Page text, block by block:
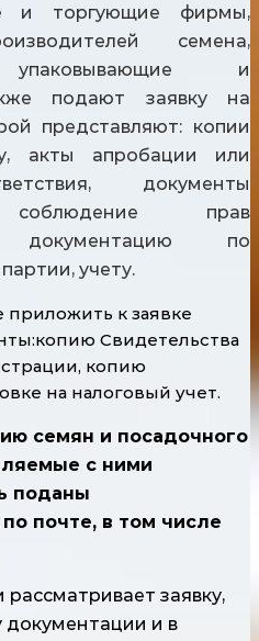
и торгующие фирмы,
семена,
упаковывающие и
подают заявку на
представляют: копии
акты апробации или
документы
соблюдение прав
документацию по
учету.
приложить к заявке
Свидетельства
копию
на налоговый учет.
семян и посадочного
с ними
поданы
почте, в том числе
заявку,
документации и в